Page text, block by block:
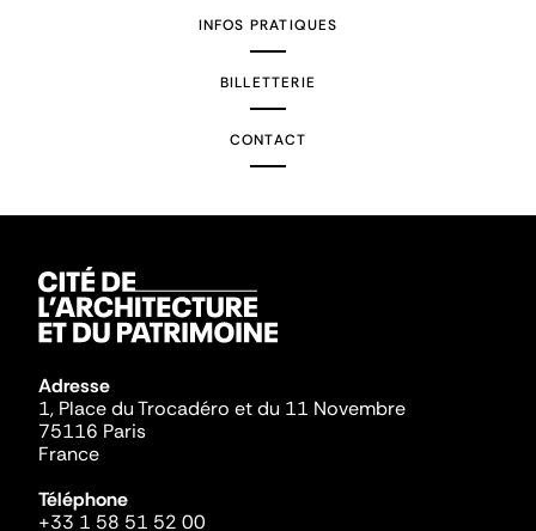
INFOS PRATIQUES
BILLETTERIE
CONTACT
Adresse
1, Place du Trocadéro et du 11 Novembre
75116 Paris
France
Téléphone
+33 1 58 51 52 00